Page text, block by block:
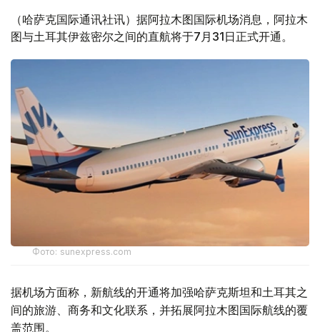
（哈萨克国际通讯社讯）据阿拉木图国际机场消息，阿拉木
图与土耳其伊兹密尔之间的直航将于7月31日正式开通。
Фото: sunexpress.com
据机场方面称，新航线的开通将加强哈萨克斯坦和土耳其之
间的旅游、商务和文化联系，并拓展阿拉木图国际航线的覆
盖范围。